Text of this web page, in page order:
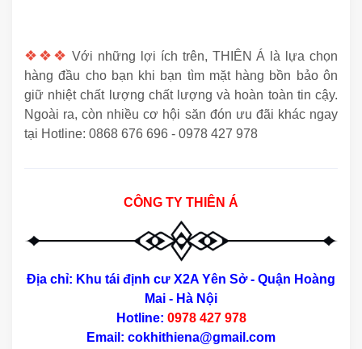
❖❖❖ Với những lợi ích trên, THIÊN Á là lựa chọn
hàng đầu cho bạn khi bạn tìm mặt hàng bồn bảo ôn
giữ nhiệt chất lượng chất lượng và hoàn toàn tin cậy.
Ngoài ra, còn nhiều cơ hội săn đón ưu đãi khác ngay
tại Hotline: 0868 676 696 - 0978 427 978
CÔNG TY THIÊN Á
Địa chỉ: Khu tái định cư X2A Yên Sở - Quận Hoàng
Mai - Hà Nội
Hotline: 0978 427 978
Email: cokhithiena@gmail.com